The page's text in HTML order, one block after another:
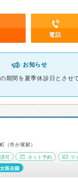
電話
お知らせ
期間を夏季休診日とさせ
（市が尾駅）
可 ネット予約 マ
女医在籍